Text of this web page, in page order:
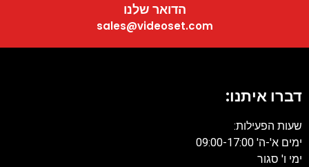
הדואר שלנו
sales@videoset.com
דברו איתנו:
שעות הפעילות:
ימים א'-ה' 09:00-17:00
ימי ו' סגור